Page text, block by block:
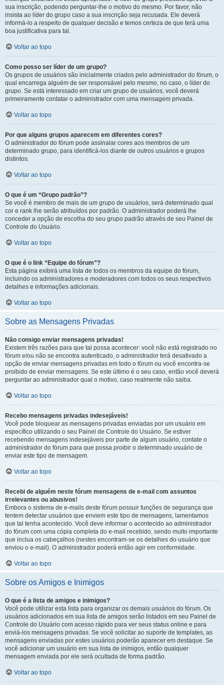
sua inscrição, podendo perguntar-lhe o motivo do mesmo. Por favor, não
insista ao líder do grupo caso a sua inscrição seja recusada. Ele deverá
informá-lo a respeito de qualquer decisão e temos certeza de que terá uma
boa justificativa para tal.
Voltar ao topo
Como posso ser líder de um grupo?
Os grupos de usuários são inicialmente criados pelo administrador do fórum, o
qual encarrega alguém de ser responsável pelo mesmo, no caso, o líder do
grupo. Se está interessado em criar um grupo de usuários, você deverá
primeiramente contatar o administrador com uma mensagem privada.
Voltar ao topo
Por que alguns grupos aparecem em diferentes cores?
O administrador do fórum pode assinalar cores aos membros de um
determinado grupo, para identificá-los diante de outros usuários e grupos
distintos.
Voltar ao topo
O que é um “Grupo padrão”?
Se você é membro de mais de um grupo de usuários, será determinado qual
cor e rank lhe serão atribuídos por padrão. O administrador poderá lhe
conceder a opção de escolha do seu grupo padrão através de seu Painel de
Controle do Usuário.
Voltar ao topo
O que é o link “Equipe do fórum”?
Esta página exibirá uma lista de todos os membros da equipe do fórum,
incluindo os administradores e moderadores com todos os seus respectivos
detalhes e informações adicionais.
Voltar ao topo
Sobre as Mensagens Privadas
Não consigo enviar mensagens privadas!
Existem três razões para que tal possa acontecer: você não está registrado no
fórum e/ou não se encontra autenticado, o administrador terá desativado a
opção de enviar mensagens privadas em todo o fórum ou você encontra-se
proibido de enviar mensagens. Se este último é o seu caso, então você deverá
perguntar ao administrador qual o motivo, caso realmente não saiba.
Voltar ao topo
Recebo mensagens privadas indesejáveis!
Você pode bloquear as mensagens privadas enviadas por um usuário em
específico utilizando o seu Painel de Controle do Usuário. Se estiver
recebendo mensagens indesejáveis por parte de algum usuário, contate o
administrador do fórum para que possa proibir o determinado usuário de
enviar este tipo de mensagem.
Voltar ao topo
Recebi de alguém neste fórum mensagens de e-mail com assuntos
irrelevantes ou abusivos!
Embora o sistema de e-mails deste fórum possuir funções de segurança que
tentem detectar usuários que enviem este tipo de mensagens, lamentamos
que tal tenha acontecido. Você deve informar o acontecido ao administrador
do fórum com uma cópia completa do e-mail recebido, sendo muito importante
que inclua os cabeçalhos (nestes encontram-se os detalhes do usuário que
enviou o e-mail). O administrador poderá então agir em conformidade.
Voltar ao topo
Sobre os Amigos e Inimigos
O que é a lista de amigos e inimigos?
Você pode utilizar esta lista para organizar os demais usuários do fórum. Os
usuários adicionados em sua lista de amigos serão listados em seu Painel de
Controle do Usuário com acesso rápido para ver seus status online e para
enviá-los mensagens privadas. Se você solicitar ao suporte de templates, as
mensagens enviadas por estes usuários poderão aparecer em destaque. Se
você adicionar um usuário em sua lista de inimigos, então qualquer
mensagem enviada por ele será ocultada de forma padrão.
Voltar ao topo